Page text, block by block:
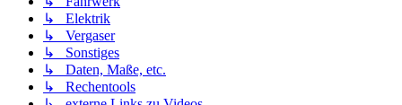
↳ Elektrik
↳ Vergaser
↳ Sonstiges
↳ Daten, Maße, etc.
↳ Rechentools